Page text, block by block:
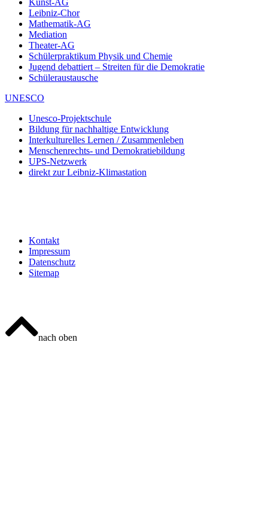
Leibniz-Chor
Mathematik-AG
Mediation
Theater-AG
Schülerpraktikum Physik und Chemie
Jugend debattiert – Streiten für die Demokratie
Schüleraustausche
UNESCO
Unesco-Projektschule
Bildung für nachhaltige Entwicklung
Interkulturelles Lernen / Zusammenleben
Menschenrechts- und Demokratiebildung
UPS-Netzwerk
direkt zur Leibniz-Klimastation
Kontakt
Impressum
Datenschutz
Sitemap
nach oben